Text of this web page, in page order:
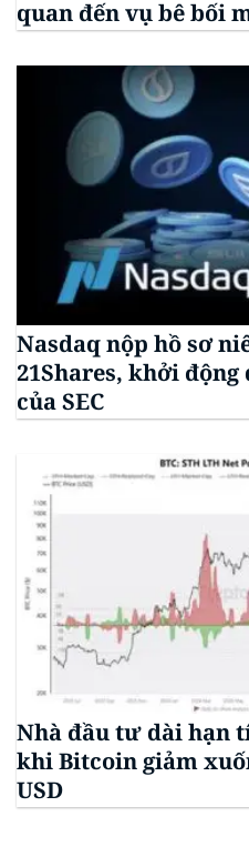
quan đến vụ bê bối
Nasdaq nộp hồ sơ
21Shares, khởi
của SEC
Nhà đầu tư dài hạn
khi Bitcoin giảm
USD